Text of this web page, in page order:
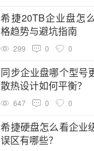
希捷20TB企业盘怎
格趋势与避坑指南
299 0 0
同步企业盘哪个型号
散热设计如何平衡？
647 0 0
希捷硬盘怎么看企业
误区有哪些？